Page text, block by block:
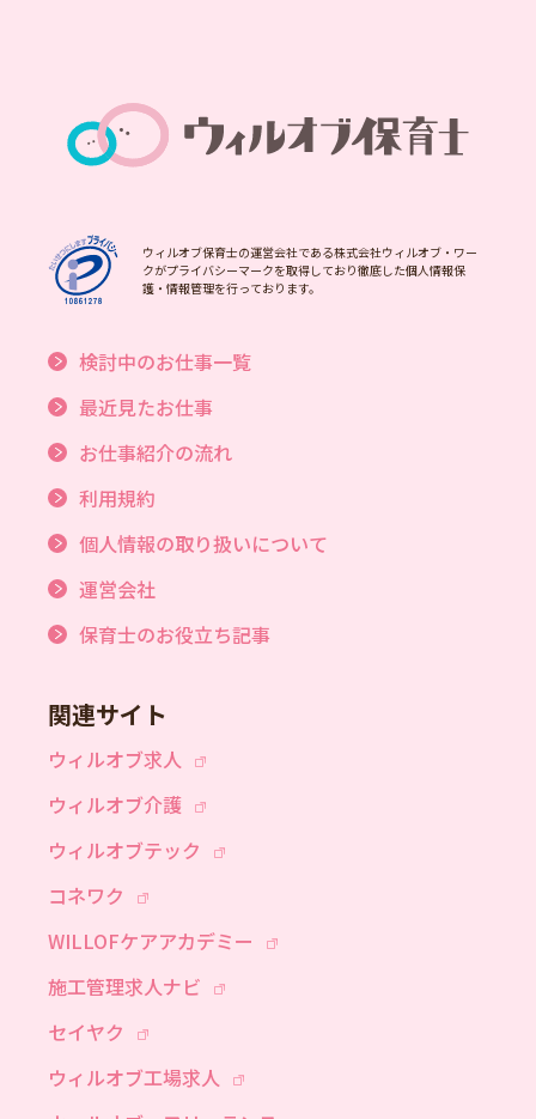
ウィルオブ保育士の運営会社である株式会社ウィルオブ・ワー
クがプライバシーマークを取得しており徹底した個人情報保
護・情報管理を行っております。
検討中のお仕事一覧
最近見たお仕事
お仕事紹介の流れ
利用規約
個人情報の取り扱いについて
運営会社
保育士のお役立ち記事
関連サイト
ウィルオブ求人
ウィルオブ介護
ウィルオブテック
コネワク
WILLOFケアアカデミー
施工管理求人ナビ
セイヤク
ウィルオブ工場求人